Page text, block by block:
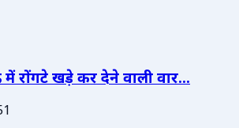
रोंगटे खड़े कर देने वाली वार...